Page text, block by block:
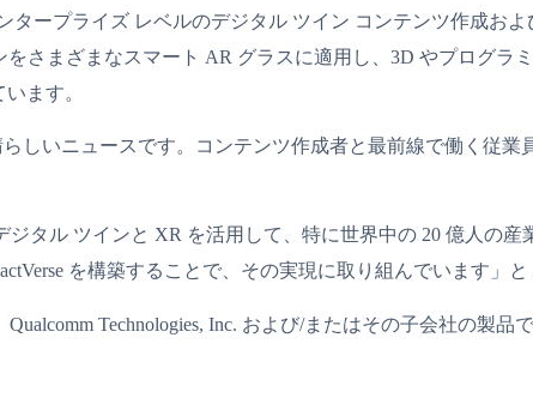
タープライズ レベルのデジタル ツイン コンテンツ作成お
さまざまなスマート AR グラスに適用し、3D やプログラ
ます。
しいニュースです。コンテンツ作成者と最前線で働く従業
タル ツインと XR を活用して、特に世界中の 20 億人の産
を構築することで、その実現に取り組んでいます」と
Qualcomm Technologies, Inc. および/またはその子会社の製品で